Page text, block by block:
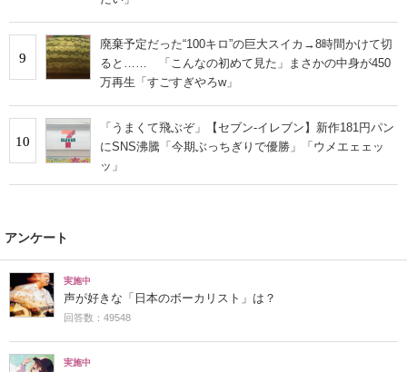
9
廃棄予定だった“100キロ”の巨大スイカ→8時間かけて切
ると…… 「こんなの初めて見た」まさかの中身が450
万再生「すごすぎやろw」
10
「うまくて飛ぶぞ」【セブン‐イレブン】新作181円パン
にSNS沸騰「今期ぶっちぎりで優勝」「ウメエェェッ
ッ」
アンケート
実施中
声が好きな「日本のボーカリスト」は？
回答数：49548
実施中